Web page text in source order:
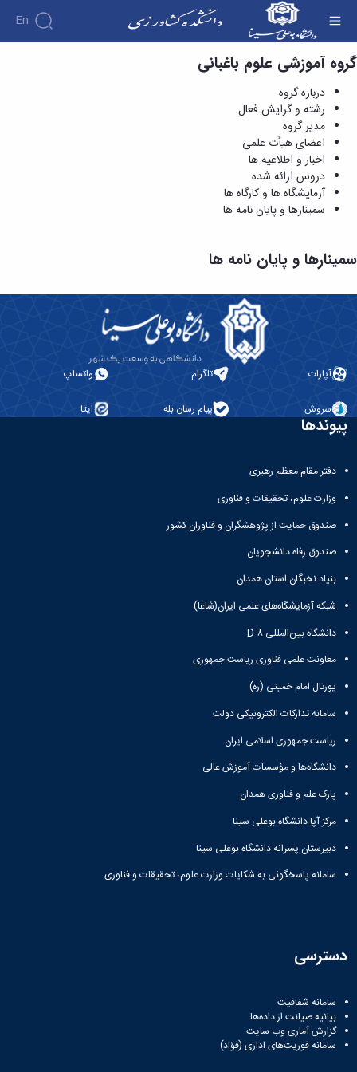
En
سمینارها و پایان نامه ها - دانشکده کشاورزی
گروه آموزشی علوم باغبانی
درباره گروه
رشته و گرایش فعال
مدیر گروه
اعضای هیأت علمی
اخبار و اطلاعیه ها
دروس ارائه شده
آزمایشگاه ها و کارگاه ها
سمینارها و پایان نامه ها
سمینارها و پایان نامه ها
آپارات تلگرام واتساپ
سروش پیام رسان بله ایتا
پیوندها
دفتر مقام معظم رهبری
وزارت علوم، تحقیقات و فناوری
صندوق حمایت از پژوهشگران و فناوران کشور
صندوق رفاه دانشجویان
بنیاد نخبگان استان همدان
شبکه آزمایشگاه‌های علمی ایران(شاعا)
دانشگاه بین‌المللی D-۸
معاونت علمی فناوری ریاست جمهوری
پورتال امام خمینی (ره)
سامانه تدارکات الکترونیکی دولت
ریاست جمهوری اسلامی ایران
دانشگاه‌ها و مؤسسات آموزش عالی
پارک علم و فناوری همدان
مرکز آپا دانشگاه بوعلی سینا
دبیرستان پسرانه دانشگاه بوعلی سینا
سامانه پاسخگوئی به شکایات وزارت علوم، تحقیقات و فناوری
دسترسی
سامانه شفافیت
بیانیه صیانت از داده‌ها
گزارش آماری وب‌ سایت
سامانه فوریت‌های اداری (فؤاد)